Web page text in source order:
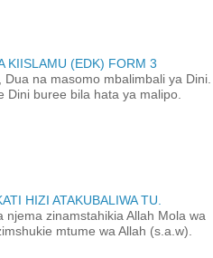
KIISLAMU (EDK) FORM 3
na masomo mbalimbali ya Dini.
Dini buree bila hata ya malipo.
HIZI ATAKUBALIWA TU.
njema zinamstahikia Allah Mola wa
mtume wa Allah (s.a.w).